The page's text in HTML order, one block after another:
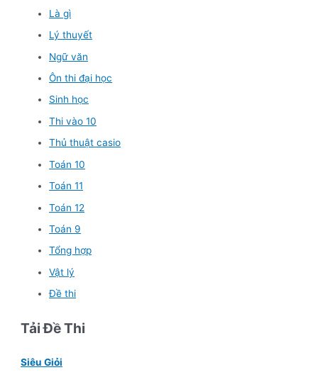
Là gì
Lý thuyết
Ngữ văn
Ôn thi đại học
Sinh học
Thi vào 10
Thủ thuật casio
Toán 10
Toán 11
Toán 12
Toán 9
Tổng hợp
Vật lý
Đề thi
Tải Đề Thi
Siêu Giỏi